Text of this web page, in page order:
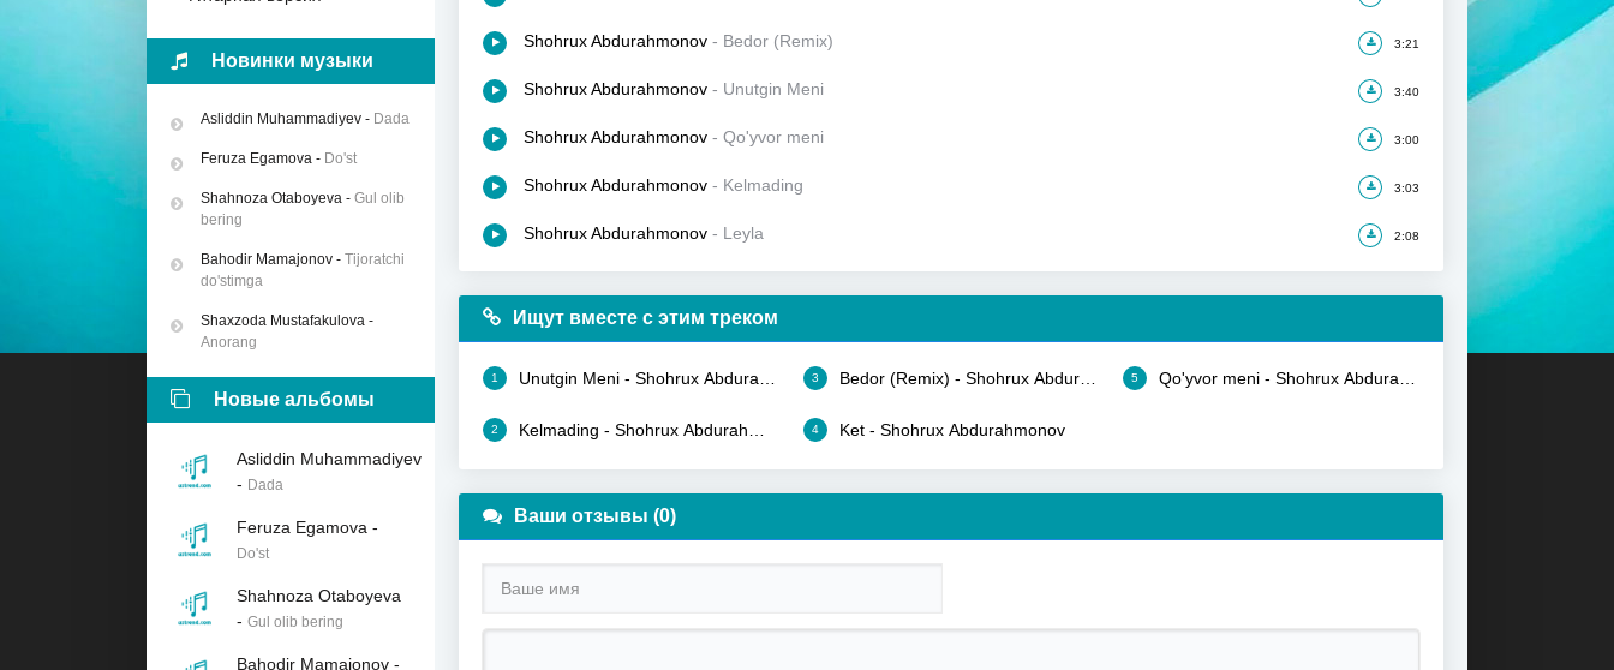
Новинки музыки
Asliddin Muhammadiyev - Dada
Feruza Egamova - Do'st
Shahnoza Otaboyeva - Gul olib
bering
Bahodir Mamajonov - Tijoratchi
do'stimga
Shaxzoda Mustafakulova -
Anorang
Новые альбомы
Asliddin Muhammadiyev
- Dada
Feruza Egamova -
Do'st
Shahnoza Otaboyeva
- Gul olib bering
Bahodir Mamajonov -
Shohrux Abdurahmonov - Bedor (Remix) 3:21
Shohrux Abdurahmonov - Unutgin Meni 3:40
Shohrux Abdurahmonov - Qo'yvor meni 3:00
Shohrux Abdurahmonov - Kelmading 3:03
Shohrux Abdurahmonov - Leyla 2:08
Ищут вместе с этим треком
1 Unutgin Meni - Shohrux Abdurahmonov
2 Kelmading - Shohrux Abdurahmonov
3 Bedor (Remix) - Shohrux Abdurahmonov
4 Ket - Shohrux Abdurahmonov
5 Qo'yvor meni - Shohrux Abdurahmonov
Ваши отзывы (0)